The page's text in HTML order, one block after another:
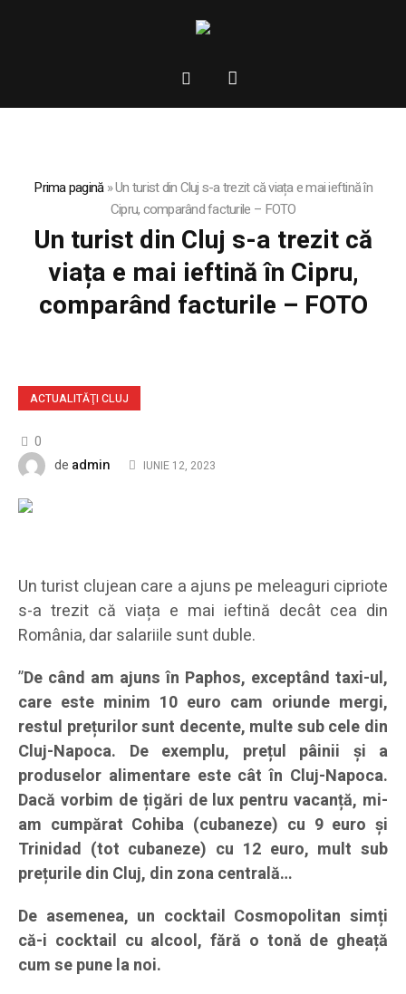
Prima pagină»Un turist din Cluj s-a trezit că viața e mai ieftină în
Cipru, comparând facturile – FOTO
Un turist din Cluj s-a trezit că
viața e mai ieftină în Cipru,
comparând facturile – FOTO
ACTUALITĂŢI CLUJ
0
de admin IUNIE 12, 2023
Un turist clujean care a ajuns pe meleaguri cipriote
s-a trezit că viața e mai ieftină decât cea din
România, dar salariile sunt duble.
”De când am ajuns în Paphos, exceptând taxi-ul,
care este minim 10 euro cam oriunde mergi,
restul prețurilor sunt decente, multe sub cele din
Cluj-Napoca. De exemplu, prețul pâinii și a
produselor alimentare este cât în Cluj-Napoca.
Dacă vorbim de țigări de lux pentru vacanță, mi-
am cumpărat Cohiba (cubaneze) cu 9 euro și
Trinidad (tot cubaneze) cu 12 euro, mult sub
prețurile din Cluj, din zona centrală…
De asemenea, un cocktail Cosmopolitan simți
că-i cocktail cu alcool, fără o tonă de gheață
cum se pune la noi.